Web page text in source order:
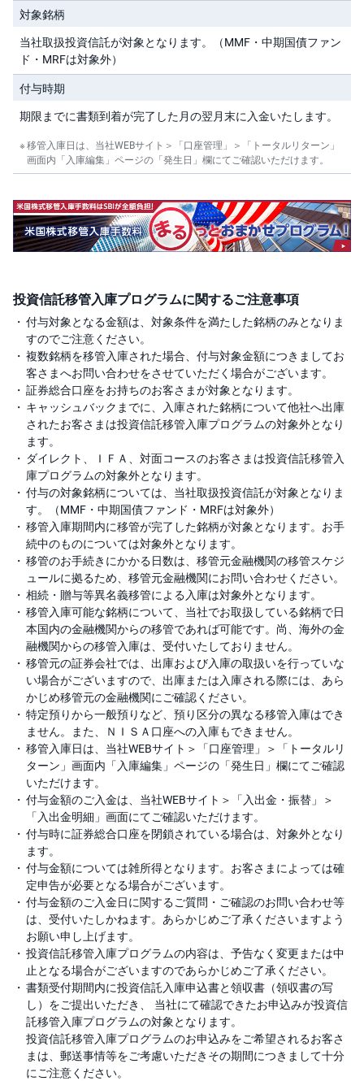
対象銘柄
当社取扱投資信託が対象となります。（MMF・中期国債ファン
ド・MRFは対象外）
付与時期
期限までに書類到着が完了した月の翌月末に入金いたします。
移管入庫日は、当社WEBサイト＞「口座管理」＞「トータルリターン」
画面内「入庫編集」ページの「発生日」欄にてご確認いただけます。
投資信託移管入庫プログラムに関するご注意事項
付与対象となる金額は、対象条件を満たした銘柄のみとなりま
すのでご注意ください。
複数銘柄を移管入庫された場合、付与対象金額につきましてお
客さまへお問い合わせをさせていただく場合がございます。
証券総合口座をお持ちのお客さまが対象となります。
キャッシュバックまでに、入庫された銘柄について他社へ出庫
されたお客さまは投資信託移管入庫プログラムの対象外となり
ます。
ダイレクト、ＩＦＡ、対面コースのお客さまは投資信託移管入
庫プログラムの対象外となります。
付与の対象銘柄については、当社取扱投資信託が対象となりま
す。（MMF・中期国債ファンド・MRFは対象外）
移管入庫期間内に移管が完了した銘柄が対象となります。お手
続中のものについては対象外となります。
移管のお手続きにかかる日数は、移管元金融機関の移管スケジ
ュールに拠るため、移管元金融機関にお問い合わせください。
相続・贈与等異名義移管による入庫は対象外となります。
移管入庫可能な銘柄について、当社でお取扱している銘柄で日
本国内の金融機関からの移管であれば可能です。尚、海外の金
融機関からの移管入庫は、受付いたしておりません。
移管元の証券会社では、出庫および入庫の取扱いを行っていな
い場合がございますので、出庫または入庫される際には、あら
かじめ移管元の金融機関にご確認ください。
特定預りから一般預りなど、預り区分の異なる移管入庫はでき
ません。また、ＮＩＳＡ口座への入庫もできません。
移管入庫日は、当社WEBサイト＞「口座管理」＞「トータルリ
ターン」画面内「入庫編集」ページの「発生日」欄にてご確認
いただけます。
付与金額のご入金は、当社WEBサイト＞「入出金・振替」＞
「入出金明細」画面にてご確認いただけます。
付与時に証券総合口座を閉鎖されている場合は、対象外となり
ます。
付与金額については雑所得となります。お客さまによっては確
定申告が必要となる場合がございます。
付与金額のご入金日に関するご質問・ご確認のお問い合わせ等
は、受付いたしかねます。あらかじめご了承くださいますよう
お願い申し上げます。
投資信託移管入庫プログラムの内容は、予告なく変更または中
止となる場合がございますのであらかじめご了承ください。
書類受付期間内に投資信託入庫申込書と領収書（領収書の写
し）をご提出いただき、 当社にて確認できたお申込みが投資信
託移管入庫プログラムの対象となります。
投資信託移管入庫プログラムのお申込みをご希望されるお客さ
まは、郵送事情等をご考慮いただきその期間につきまして十分
にご注意ください。